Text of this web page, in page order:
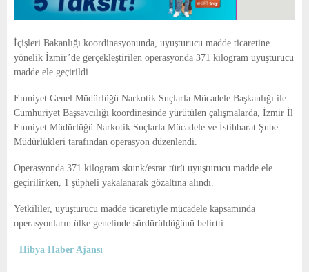
E
N
U
İçişleri Bakanlığı koordinasyonunda, uyuşturucu madde ticaretine
yönelik İzmir’de gerçekleştirilen operasyonda 371 kilogram uyuşturucu
madde ele geçirildi.
Emniyet Genel Müdürlüğü Narkotik Suçlarla Mücadele Başkanlığı ile
Cumhuriyet Başsavcılığı koordinesinde yürütülen çalışmalarda, İzmir İl
Emniyet Müdürlüğü Narkotik Suçlarla Mücadele ve İstihbarat Şube
Müdürlükleri tarafından operasyon düzenlendi.
Operasyonda 371 kilogram skunk/esrar türü uyuşturucu madde ele
geçirilirken, 1 şüpheli yakalanarak gözaltına alındı.
Yetkililer, uyuşturucu madde ticaretiyle mücadele kapsamında
operasyonların ülke genelinde sürdürüldüğünü belirtti.
Hibya Haber Ajansı